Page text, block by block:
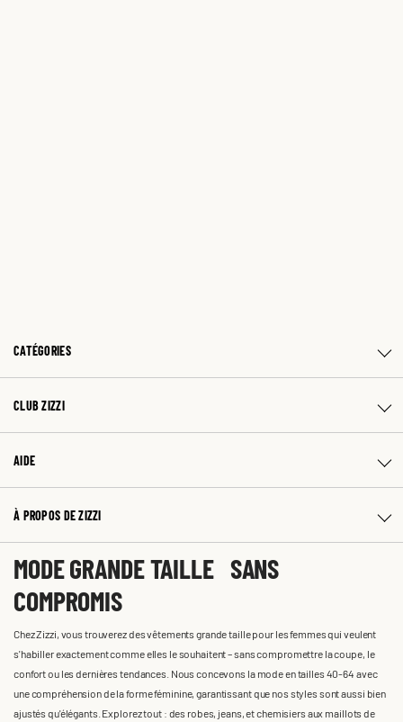
CATÉGORIES
CLUB ZIZZI
AIDE
À PROPOS DE ZIZZI
MODE GRANDE TAILLE SANS
COMPROMIS
Chez Zizzi, vous trouverez des vêtements grande taille pour les femmes qui veulent
s'habiller exactement comme elles le souhaitent – sans compromettre la coupe, le
confort ou les dernières tendances. Nous concevons la mode en tailles 40-64 avec
une compréhension de la forme féminine, garantissant que nos styles sont aussi bien
ajustés qu'élégants. Explorez tout : des robes, jeans, et chemisiers aux maillots de